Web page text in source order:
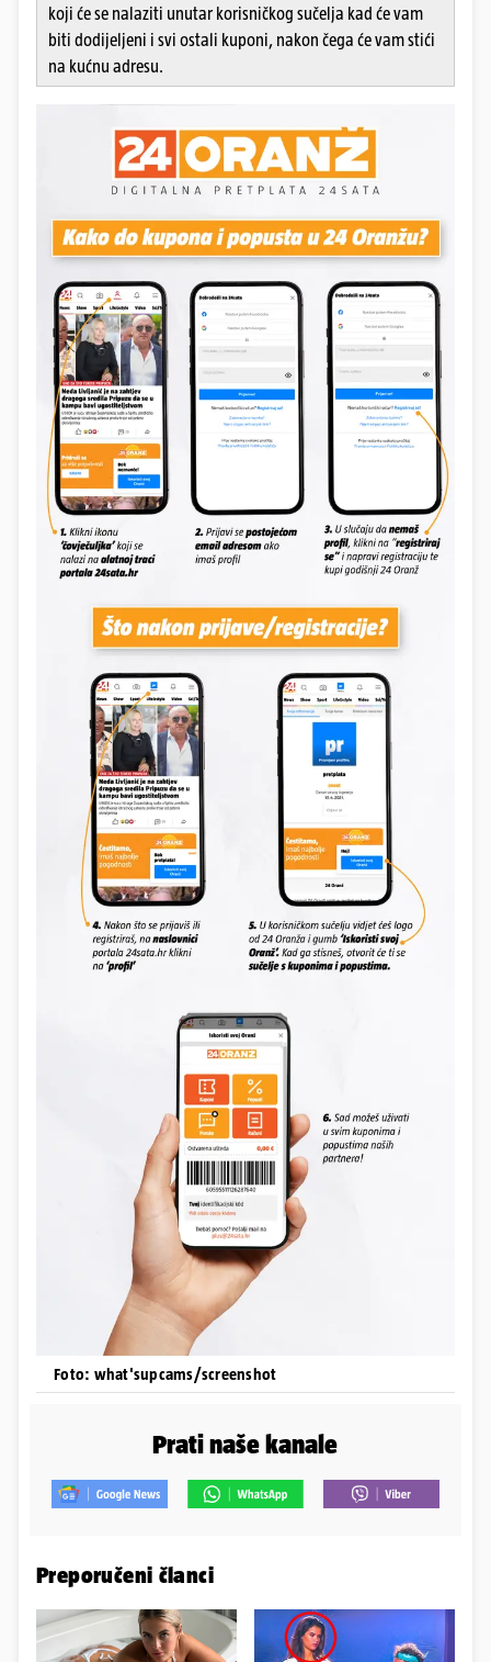
koji će se nalaziti unutar korisničkog sučelja kad će vam
biti dodijeljeni i svi ostali kuponi, nakon čega će vam stići
na kućnu adresu.
Foto: what'supcams/screenshot
Prati naše kanale
Preporučeni članci